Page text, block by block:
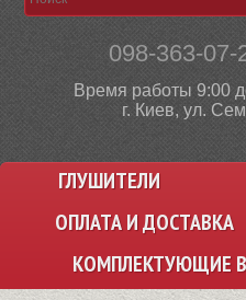
098-363-07-
Время работы 9:00
г. Киев, ул.
ГЛУШИТЕЛИ
ОПЛАТА И ДОСТАВКА
КОМПЛЕКТУЮЩИЕ